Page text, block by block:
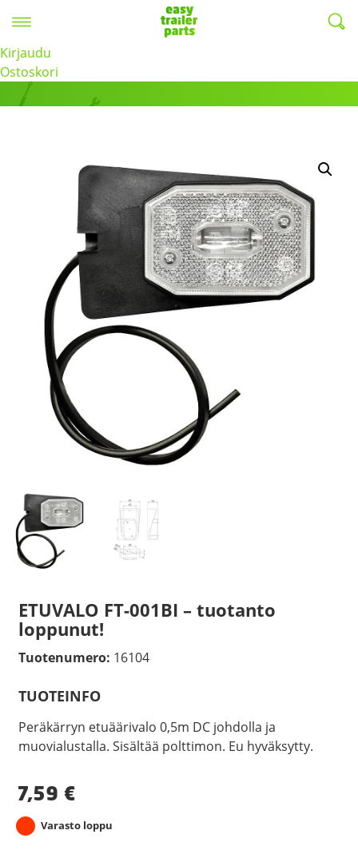
Kirjaudu
Ostoskori
Tuotteet
ETUVALO FT-001BI – tuotanto
loppunut!
Tuotenumero: 16104
TUOTEINFO
Peräkärryn etuäärivalo 0,5m DC johdolla ja
muovialustalla. Sisältää polttimon. Eu hyväksytty.
7,59 €
Varasto loppu